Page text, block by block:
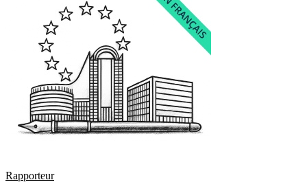
Rapporteur